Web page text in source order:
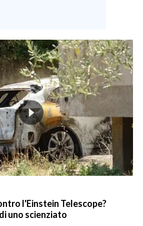
l'Einstein Telescope?
uno scienziato